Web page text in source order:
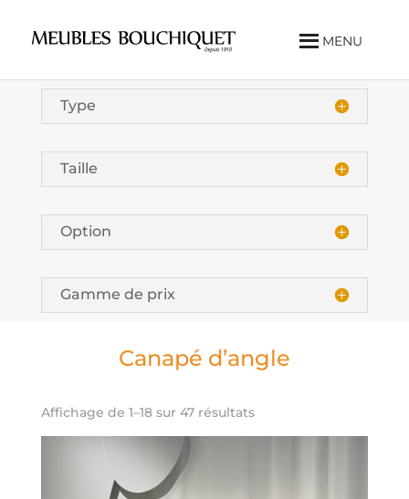
MENU
Type
Taille
Option
Gamme de prix
Canapé d’angle
Affichage de 1–18 sur 47 résultats